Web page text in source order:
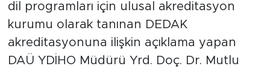
dil programları için ulusal akreditasyon
kurumu olarak tanınan DEDAK
akreditasyonuna ilişkin açıklama yapan
DAÜ YDİHO Müdürü Yrd. Doç. Dr. Mutlu